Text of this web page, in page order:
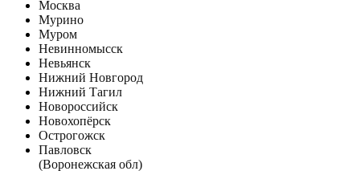
Москва
Мурино
Муром
Невинномысск
Невьянск
Нижний Новгород
Нижний Тагил
Новороссийск
Новохопёрск
Острогожск
Павловск
(Воронежская обл)